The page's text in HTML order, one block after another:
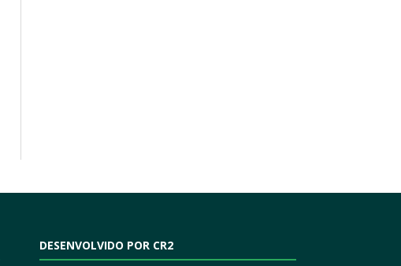
DESENVOLVIDO POR CR2